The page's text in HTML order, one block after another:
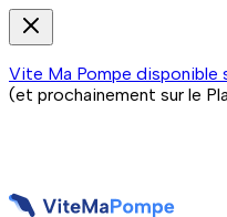
Vite Ma Pompe disponible
(et prochainement sur le